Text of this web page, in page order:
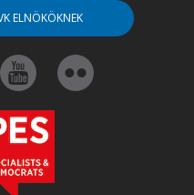
ELNÖKÖKNEK